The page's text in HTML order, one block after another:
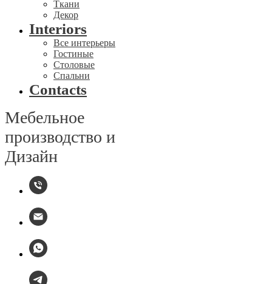
Ткани
Декор
Interiors
Все интерьеры
Гостиные
Столовые
Спальни
Contacts
Мебельное
производство и
Дизайн